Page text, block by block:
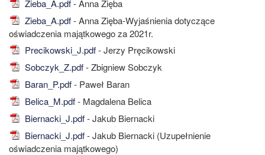
Zieba_A.pdf- Anna Zięba
Zieba_A.pdf- Anna Zięba-Wyjaśnienia dotyczące
oświadczenia majątkowego za 2021r.
Precikowski_J.pdf- Jerzy Pręcikowski
Sobczyk_Z.pdf- Zbigniew Sobczyk
Baran_P.pdf- Paweł Baran
Belica_M.pdf- Magdalena Belica
Biernacki_J.pdf- Jakub Biernacki
Biernacki_J.pdf- Jakub Biernacki (Uzupełnienie
oświadczenia majątkowego)